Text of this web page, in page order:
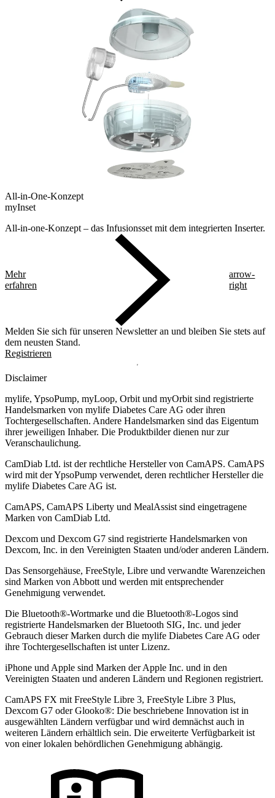
All-in-One-Konzept
myInset
All-in-one-Konzept – das Infusionsset mit dem integrierten Inserter.
Mehr
erfahren
arrow-
right
Melden Sie sich für unseren Newsletter an und bleiben Sie stets auf
dem neusten Stand.
Registrieren
Disclaimer
mylife, YpsoPump, myLoop, Orbit und myOrbit sind registrierte
Handelsmarken von mylife Diabetes Care AG oder ihren
Tochtergesellschaften. Andere Handelsmarken sind das Eigentum
ihrer jeweiligen Inhaber. Die Produktbilder dienen nur zur
Veranschaulichung.
CamDiab Ltd. ist der rechtliche Hersteller von CamAPS. CamAPS
wird mit der YpsoPump verwendet, deren rechtlicher Hersteller die
mylife Diabetes Care AG ist.
CamAPS, CamAPS Liberty und MealAssist sind eingetragene
Marken von CamDiab Ltd.
Dexcom und Dexcom G7 sind registrierte Handelsmarken von
Dexcom, Inc. in den Vereinigten Staaten und/oder anderen Ländern.
Das Sensorgehäuse, FreeStyle, Libre und verwandte Warenzeichen
sind Marken von Abbott und werden mit entsprechender
Genehmigung verwendet.
Die Bluetooth®-Wortmarke und die Bluetooth®-Logos sind
registrierte Handelsmarken der Bluetooth SIG, Inc. und jeder
Gebrauch dieser Marken durch die mylife Diabetes Care AG oder
ihre Tochtergesellschaften ist unter Lizenz.
iPhone und Apple sind Marken der Apple Inc. und in den
Vereinigten Staaten und anderen Ländern und Regionen registriert.
CamAPS FX mit FreeStyle Libre 3, FreeStyle Libre 3 Plus,
Dexcom G7 oder Glooko®: Die beschriebene Innovation ist in
ausgewählten Ländern verfügbar und wird demnächst auch in
weiteren Ländern erhältlich sein. Die erweiterte Verfügbarkeit ist
von einer lokalen behördlichen Genehmigung abhängig.